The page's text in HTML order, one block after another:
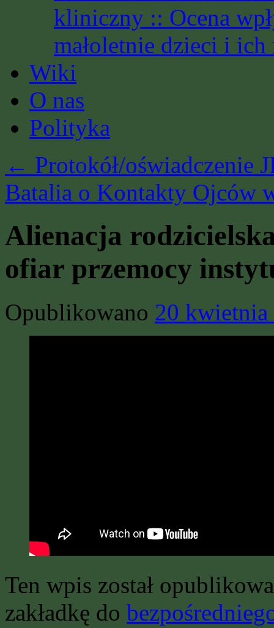
kliniczny :: Ocena
małoletnie dzieci i
Wiki
O nas
Polityka
← Protokół/oświadczenie
Batalia o Kontakty Ojców
Alienacja
ofiar przemocy
Opublikowano 20 kwietnia
Ten wpis został
zakładkę do